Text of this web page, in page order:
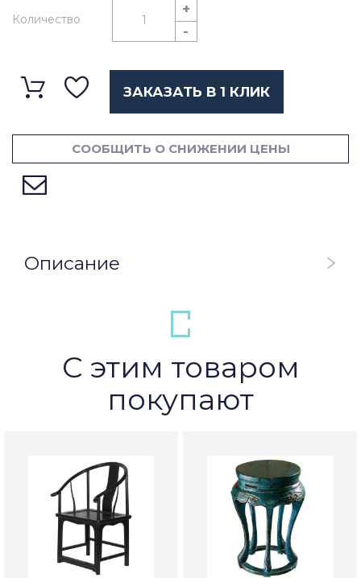
Количество
+
-
ЗАКАЗАТЬ В 1 КЛИК
СООБЩИТЬ О СНИЖЕНИИ ЦЕНЫ
Описание
С этим товаром
покупают